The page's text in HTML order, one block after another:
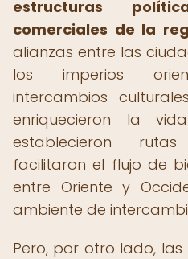
estructuras
comerciales de la
alianzas entre las
los imperios
intercambios
enriquecieron la
establecieron
facilitaron el flujo de
entre Oriente y
ambiente de
Pero, por otro lado,